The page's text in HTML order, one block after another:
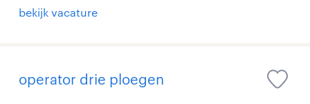
bekijk vacature
operator drie ploegen